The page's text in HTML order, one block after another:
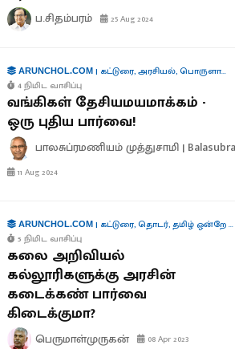
ப.சிதம்பரம் 25 Aug 2024
ARUNCHOL.COM| கட்டுரை,அரசியல்,பொருளாதாரம்
4 நிமிட வாசிப்பு
வங்கிகள் தேசியமயமாக்கம் -
ஒரு புதிய பார்வை!
பாலசுப்ரமணியம் முத்துசாமி |
11 Aug 2024
ARUNCHOL.COM| கட்டுரை,தொடர்,தமிழ் ஒன்றே போதும்
5 நிமிட வாசிப்பு
கலை அறிவியல்
கல்லூரிகளுக்கு அரசின்
கடைக்கண் பார்வை
கிடைக்குமா?
பெருமாள்முருகன் 08 Apr 2023